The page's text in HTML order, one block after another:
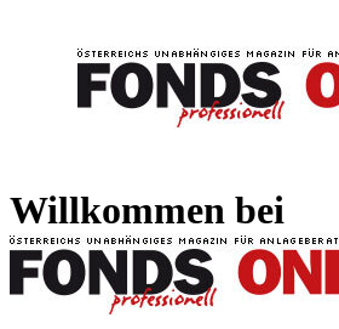
Willkommen bei